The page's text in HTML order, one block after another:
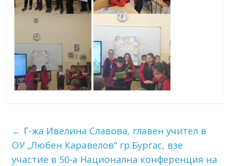
← Г-жа Ивелина Славова, главен учител в
ОУ „Любен Каравелов“ гр.Бургас, взе
участие в 50-а Национална конференция на